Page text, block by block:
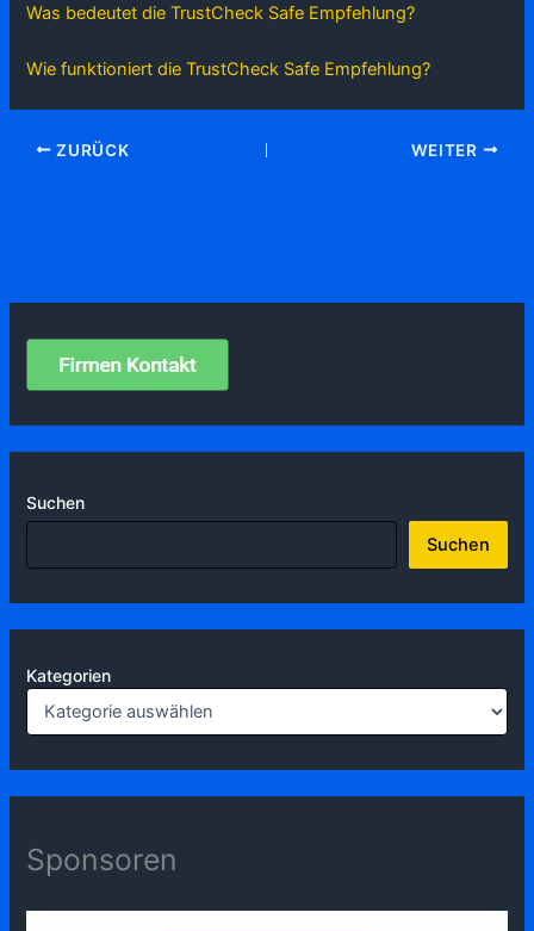
Suchen
Suchen
Kategorien
Sponsoren
Was bedeutet die TrustCheck Safe Empfehlung?
Wie funktioniert die TrustCheck Safe Empfehlung?
ZURÜCK WEITER